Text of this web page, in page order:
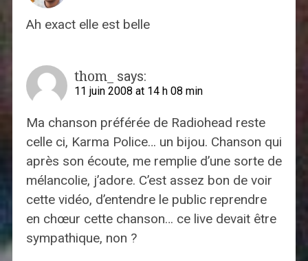
Ah exact elle est belle
thom_ says:
11 juin 2008 at 14 h 08 min
Ma chanson préférée de Radiohead reste
celle ci, Karma Police… un bijou. Chanson qui
après son écoute, me remplie d’une sorte de
mélancolie, j’adore. C’est assez bon de voir
cette vidéo, d’entendre le public reprendre
en chœur cette chanson… ce live devait être
sympathique, non ?